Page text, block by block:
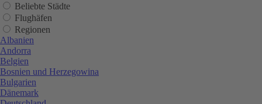
Beliebte Städte
Flughäfen
Regionen
Albanien
Andorra
Belgien
Bosnien und Herzegowina
Bulgarien
Dänemark